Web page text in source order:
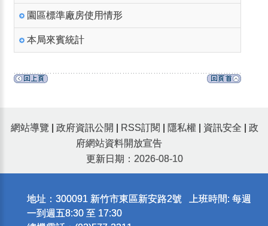
園區標準廠房使用情形
本局來賓統計
網站導覽 政府資訊公開 RSS訂閱 隱私權 資訊安全
政
府網站資料開放宣告
更新日期：2026-08-10
地址：300091 新竹市東區新安路2號 上班時間: 每週
一到週五8:30 至 17:30